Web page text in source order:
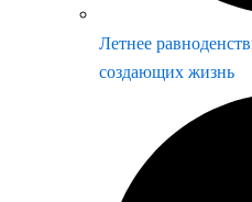
Летнее
создающих жизнь